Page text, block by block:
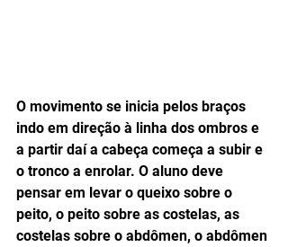
O movimento se inicia pelos braços
indo em direção à linha dos ombros e
a partir daí a cabeça começa a subir e
o tronco a enrolar. O aluno deve
pensar em levar o queixo sobre o
peito, o peito sobre as costelas, as
costelas sobre o abdômen, o abdômen